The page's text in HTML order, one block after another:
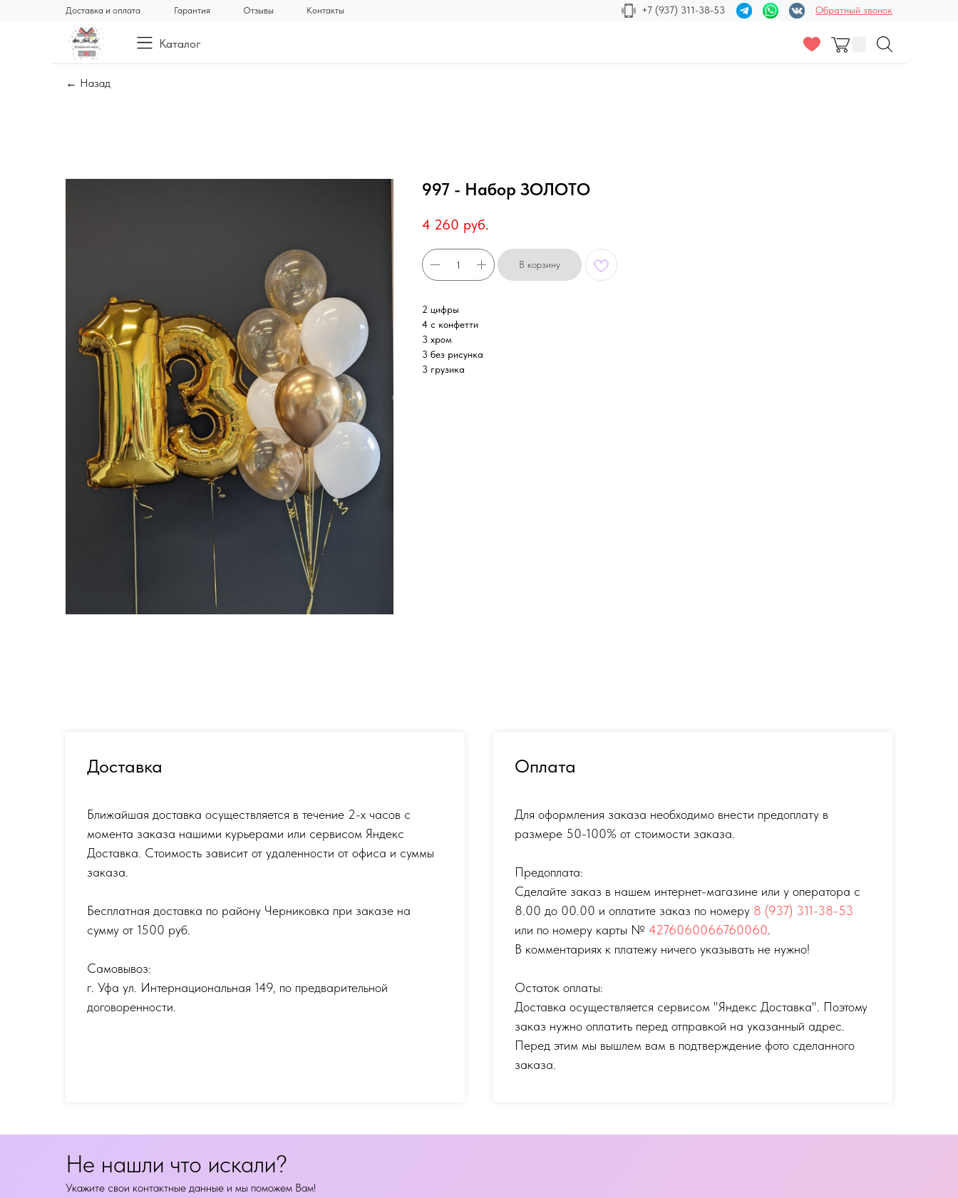
Отзывы Обратный звонок
+7 (937) 311-38-53
Контакты
Гарантия
Доставка и оплата
Каталог
← Назад
997 - Набор ЗОЛОТО
4 260 руб.
В корзину
2 цифры
4 с конфетти
3 хром
3 без рисунка
3 грузика
Доставка
Ближайшая доставка осуществляется в течение 2-х часов с
момента заказа нашими курьерами или сервисом Яндекс
Доставка. Стоимость зависит от удаленности от офиса и суммы
заказа.
Бесплатная доставка по району Черниковка при заказе на
сумму от 1500 руб.
Самовывоз:
г. Уфа ул. Интернациональная 149, по предварительной
договоренности.
Оплата
Для оформления заказа необходимо внести предоплату в
размере 50-100% от стоимости заказа.
Предоплата:
Сделайте заказ в нашем интернет-магазине или у оператора с
8.00 до 00.00 и оплатите заказ по номеру 8 (937) 311-38-53
или по номеру карты № 4276060066760060
В комментариях к платежу ничего указывать не нужно!
Остаток оплаты:
Доставка осуществляется сервисом "Яндекс Доставка". Поэтому
заказ нужно оплатить перед отправкой на указанный адрес.
Перед этим мы вышлем вам в подтверждение фото сделанного
заказа.
Не нашли что искали?
Укажите свои контактные данные и мы поможем Вам!